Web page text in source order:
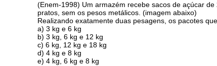
(Enem-1998) Um armazém recebe sacos de açúcar
pratos, sem os pesos metálicos. (imagem abaixo)
Realizando exatamente duas pesagens, os pacotes
a) 3 kg e 6 kg
b) 3 kg, 6 kg e 12 kg
c) 6 kg, 12 kg e 18 kg
d) 4 kg e 8 kg
e) 4 kg, 6 kg e 8 kg